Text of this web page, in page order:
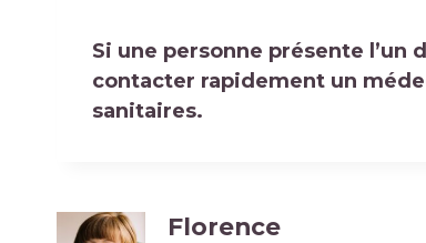
Si une personne présente l’un
contacter rapidement un
sanitaires.
Florence